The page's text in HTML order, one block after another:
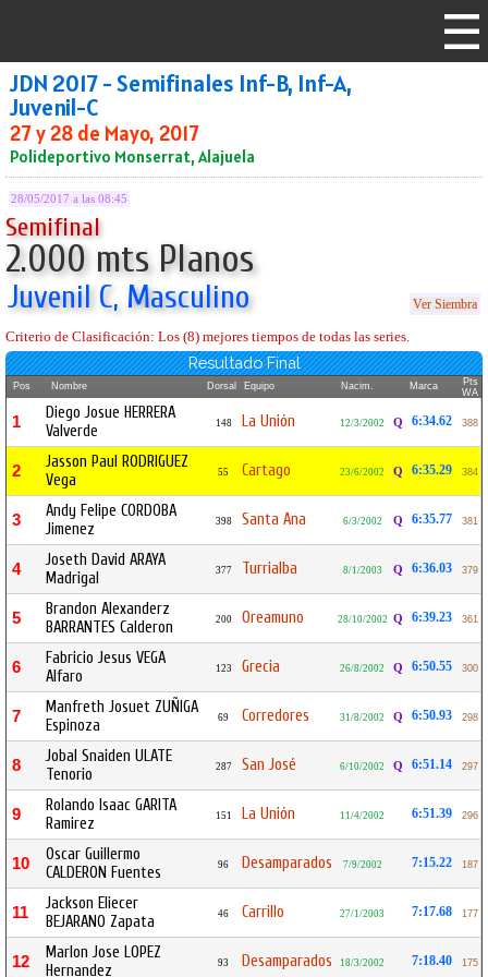
JDN 2017 - Semifinales Inf-B, Inf-A,
Juvenil-C
27 y 28 de Mayo, 2017
Polideportivo Monserrat, Alajuela
28/05/2017 a las 08:45
Semifinal
2.000 mts Planos
Juvenil C, Masculino Ver Siembra
Criterio de Clasificación: Los (8) mejores tiempos de todas las series.
Resultado Final
Pos Nombre Dorsal Equipo Nacim. Marca
Pts
WA
1
Diego Josue HERRERA
Valverde
148 La Unión 12/3/2002 Q 6:34.62 388
2
Jasson Paul RODRIGUEZ
Vega
55 Cartago 23/6/2002 Q 6:35.29 384
3
Andy Felipe CORDOBA
Jimenez
398 Santa Ana 6/3/2002 Q 6:35.77 381
4
Joseth David ARAYA
Madrigal
377 Turrialba 8/1/2003 Q 6:36.03 379
5
Brandon Alexanderz
BARRANTES Calderon
200 Oreamuno 28/10/2002 Q 6:39.23 361
6
Fabricio Jesus VEGA
Alfaro
123 Grecia 26/8/2002 Q 6:50.55 300
7
Manfreth Josuet ZUÑIGA
Espinoza
69 Corredores 31/8/2002 Q 6:50.93 298
8
Jobal Snaiden ULATE
Tenorio
287 San José 6/10/2002 Q 6:51.14 297
9
Rolando Isaac GARITA
Ramirez
151 La Unión 11/4/2002 6:51.39 296
10
Oscar Guillermo
CALDERON Fuentes
96 Desamparados 7/9/2002 7:15.22 187
11
Jackson Eliecer
BEJARANO Zapata
46 Carrillo 27/1/2003 7:17.68 177
12
Marlon Jose LOPEZ
Hernandez
93 Desamparados 18/3/2002 7:18.40 175